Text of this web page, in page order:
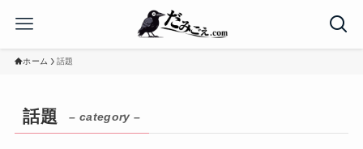
ホーム 話題
話題 – category –